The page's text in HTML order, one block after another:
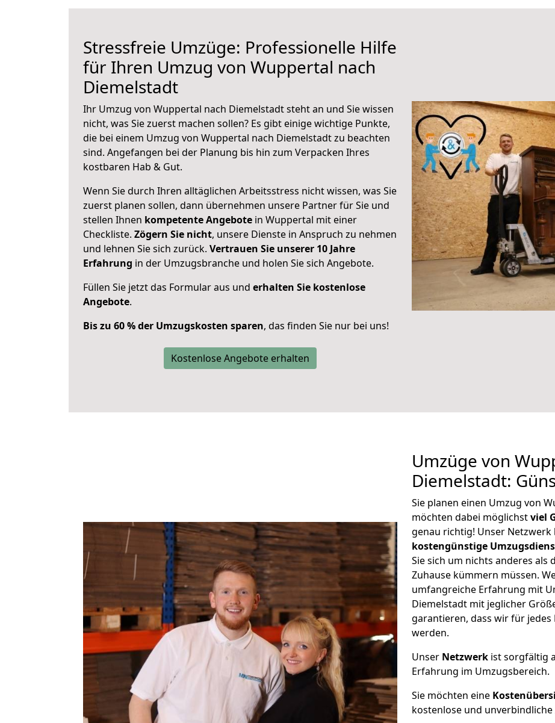
Stressfreie Umzüge: Professionelle Hilfe
für Ihren Umzug von Wuppertal nach
Diemelstadt
Ihr Umzug von Wuppertal nach Diemelstadt steht an und Sie wissen
nicht, was Sie zuerst machen sollen? Es gibt einige wichtige Punkte,
die bei einem Umzug von Wuppertal nach Diemelstadt zu beachten
sind. Angefangen bei der Planung bis hin zum Verpacken Ihres
kostbaren Hab & Gut.
Wenn Sie durch Ihren alltäglichen Arbeitsstress nicht wissen, was Sie
zuerst planen sollen, dann übernehmen unsere Partner für Sie und
stellen Ihnen kompetente Angebote in Wuppertal mit einer
Checkliste. Zögern Sie nicht, unsere Dienste in Anspruch zu nehmen
und lehnen Sie sich zurück. Vertrauen Sie unserer 10 Jahre
Erfahrung in der Umzugsbranche und holen Sie sich Angebote.
Füllen Sie jetzt das Formular aus und erhalten Sie kostenlose
Angebote.
Bis zu 60 % der Umzugskosten sparen, das finden Sie nur bei uns!
Kostenlose Angebote erhalten
Umzüge von
Diemelstadt:
Sie planen einen Umzug von
möchten dabei möglichstviel
genau richtig! Unser Netzwerk
kostengünstige
Sie sich um nichts anderes
Zuhause kümmern müssen.
umfangreiche Erfahrung mit
Diemelstadt mit jeglicher
garantieren, dass wir für
werden.
Unser Netzwerk ist sorgfältig
Erfahrung im Umzugsbereich.
Sie möchten eine
kostenlose und unverbindliche